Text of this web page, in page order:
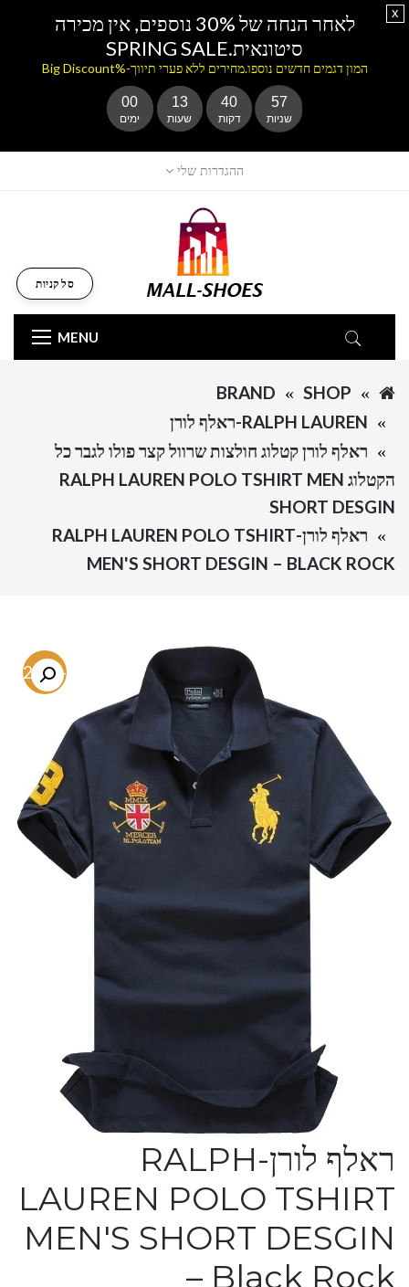
ההגדרות שלי
MENU
סל קניות
SHOP
BRAND
RALPH LAUREN-ראלף לורן
ראלף לורן קטלוג חולצות שרוול קצר פולו לגבר כל
הקטלוג RALPH LAUREN POLO TSHIRT MEN
SHORT DESGIN
ראלף לורן-RALPH LAUREN POLO TSHIRT
MEN'S SHORT DESGIN – BLACK ROCK
-72.5%
ראלף לורן-RALPH
LAUREN POLO TSHIRT
MEN'S SHORT DESGIN
– Black Rock
לאחר הנחה של 30% נוספים, אין מכירה
סיטונאית.SPRING SALE
המון דגמים חדשים נוספו.מחירים ללא פערי תיווך-%Big Discount
00
ימים
13
שעות
40
דקות
57
שניות
x